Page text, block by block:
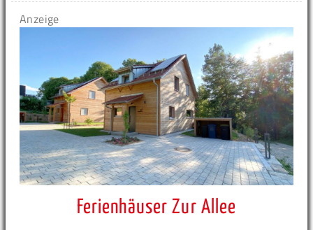
Anzeige
Ferienhäuser Zur Allee